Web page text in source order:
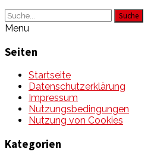
Suche
Menu
Seiten
Startseite
Datenschutzerklärung
Impressum
Nutzungsbedingungen
Nutzung von Cookies
Kategorien